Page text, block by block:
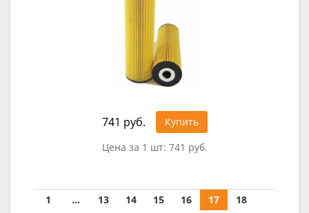
741 руб.
Купить
Цена за 1 шт: 741 руб.
1 ... 13 14 15 16 17
18